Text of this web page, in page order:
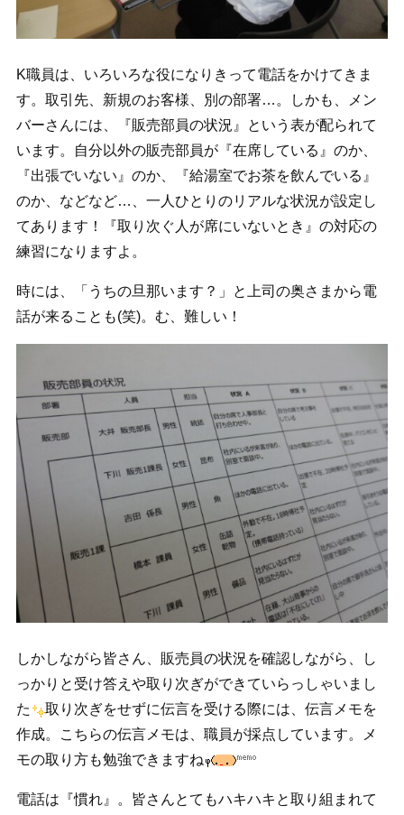
K職員は、いろいろな役になりきって電話をかけてきま
す。取引先、新規のお客様、別の部署…。しかも、メン
バーさんには、『販売部員の状況』という表が配られて
います。自分以外の販売部員が『在席している』のか、
『出張でいない』のか、『給湯室でお茶を飲んでいる』
のか、などなど…、一人ひとりのリアルな状況が設定し
てあります！『取り次ぐ人が席にいないとき』の対応の
練習になりますよ。
時には、「うちの旦那います？」と上司の奥さまから電
話が来ることも(笑)。む、難しい！
しかしながら皆さん、販売員の状況を確認しながら、し
っかりと受け答えや取り次ぎができていらっしゃいまし
た
取り次ぎをせずに伝言を受ける際には、伝言メモを
作成。こちらの伝言メモは、職員が採点しています。メ
モの取り方も勉強できますね
電話は『慣れ』。皆さんとてもハキハキと取り組まれて